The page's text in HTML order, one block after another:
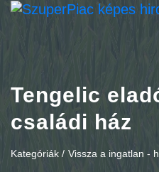
Tengelic
családi ház
Kategóriák / Vissza a ingatlan -